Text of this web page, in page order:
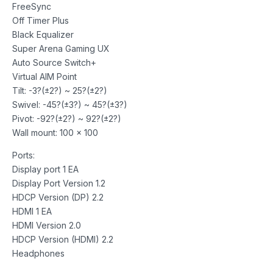
FreeSync
Off Timer Plus
Black Equalizer
Super Arena Gaming UX
Auto Source Switch+
Virtual AIM Point
Tilt: -3?(±2?) ~ 25?(±2?)
Swivel: -45?(±3?) ~ 45?(±3?)
Pivot: -92?(±2?) ~ 92?(±2?)
Wall mount: 100 x 100
Ports:
Display port 1 EA
Display Port Version 1.2
HDCP Version (DP) 2.2
HDMI 1 EA
HDMI Version 2.0
HDCP Version (HDMI) 2.2
Headphones